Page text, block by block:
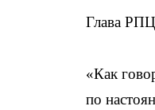
Глава РПЦ
«Как
по